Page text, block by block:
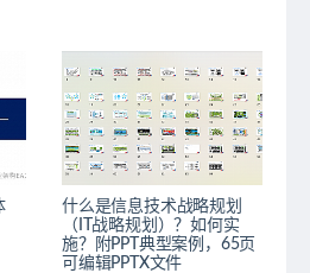
什么是信息技术战略规划
（IT战略规划）？如何实
施？附PPT典型案例，65页
可编辑PPTX文件